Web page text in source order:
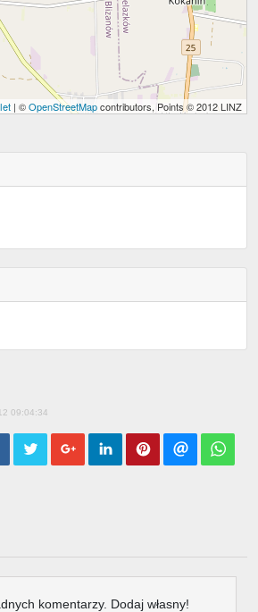
| ©OpenStreetMapcontributors, Points © 2012 LINZ
09:04:34
komentarzy. Dodaj własny!